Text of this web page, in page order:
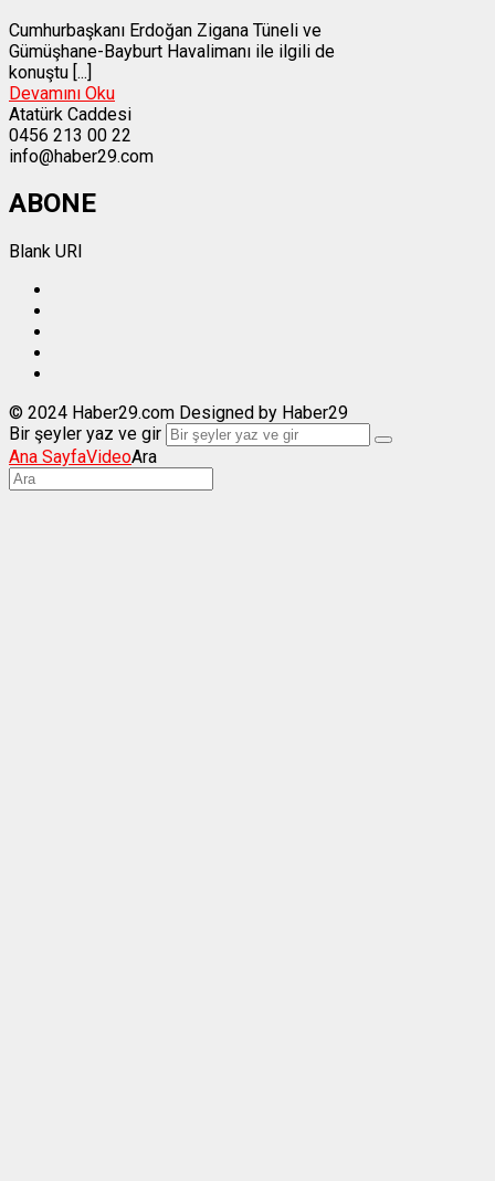
Cumhurbaşkanı Erdoğan Zigana Tüneli ve
Gümüşhane-Bayburt Havalimanı ile ilgili de
konuştu [...]
Devamını Oku
Atatürk Caddesi
0456 213 00 22
info@haber29.com
ABONE
Blank URI
© 2024 Haber29.com Designed by Haber29
Bir şeyler yaz ve gir
Ana SayfaVideoAra